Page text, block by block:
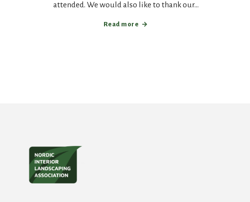
attended. We would also like to thank our…
Read more